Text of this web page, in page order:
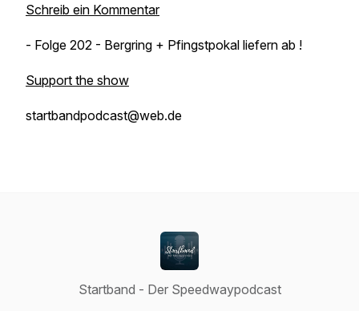
Schreib ein Kommentar
- Folge 202 - Bergring + Pfingstpokal liefern ab !
Support the show
startbandpodcast@web.de
Startband - Der Speedwaypodcast